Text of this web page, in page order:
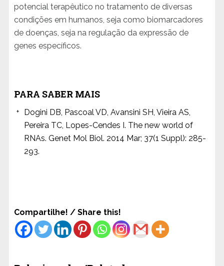
potencial terapêutico no tratamento de diversas
condições em humanos, seja como biomarcadores
de doenças, seja na regulação da expressão de
genes específicos.
PARA SABER MAIS
Dogini DB, Pascoal VD, Avansini SH, Vieira AS,
Pereira TC, Lopes-Cendes I. The new world of
RNAs. Genet Mol Biol. 2014 Mar; 37(1 Suppl): 285-
293.
Compartilhe! / Share this!